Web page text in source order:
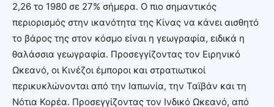
2,26 το 1980 σε 27% σήμερα. Ο πιο σημαντικός
περιορισμός στην ικανότητα της Κίνας να κάνει αισθητό
το βάρος της στον κόσμο είναι η γεωγραφία, ειδικά η
θαλάσσια γεωγραφία. Προσεγγίζοντας τον Ειρηνικό
Ωκεανό, οι Κινέζοι έμποροι και στρατιωτικοί
περικυκλώνονται από την Ιαπωνία, την Ταϊβάν και τη
Νότια Κορέα. Προσεγγίζοντας τον Ινδικό Ωκεανό, από